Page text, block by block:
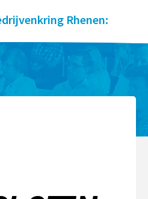
Rhenen: